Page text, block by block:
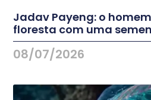
Jadav Payeng: o
floresta com uma
08/07/2026